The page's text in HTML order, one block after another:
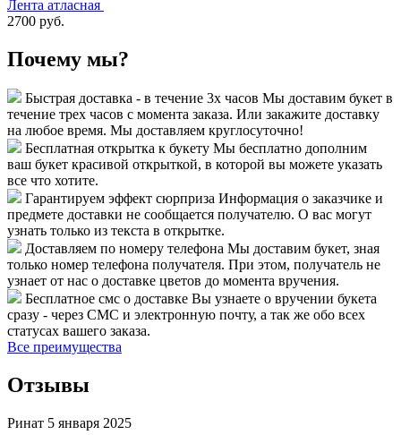
Лента атласная
2700 руб.
Почему мы?
Быстрая доставка - в течение 3х часов Мы доставим букет в
течение трех часов с момента заказа. Или закажите доставку
на любое время. Мы доставляем круглосуточно!
Бесплатная открытка к букету Мы бесплатно дополним
ваш букет красивой открыткой, в которой вы можете указать
все что хотите.
Гарантируем эффект сюрприза Информация о заказчике и
предмете доставки не сообщается получателю. О вас могут
узнать только из текста в открытке.
Доставляем по номеру телефона Мы доставим букет, зная
только номер телефона получателя. При этом, получатель не
узнает от нас о доставке цветов до момента вручения.
Бесплатное смс о доставке Вы узнаете о вручении букета
сразу - через СМС и электронную почту, а так же обо всех
статусах вашего заказа.
Все преимущества
Отзывы
Ринат 5 января 2025